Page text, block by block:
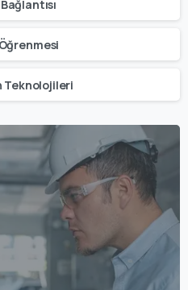
Teknolojileri